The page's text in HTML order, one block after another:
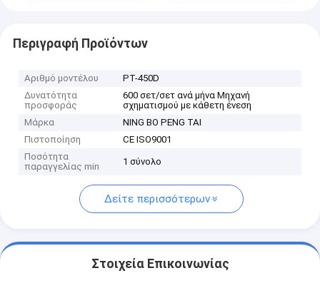
Περιγραφή Προϊόντων
Αριθμό μοντέλου
PT-450D
Δυνατότητα
προσφοράς
600 σετ/σετ ανά μήνα Μηχανή
σχηματισμού με κάθετη ένεση
Μάρκα
NING BO PENG TAI
Πιστοποίηση
CE ISO9001
Ποσότητα
παραγγελίας min
1 σύνολο
Δείτε περισσότερων
Στοιχεία Επικοινωνίας